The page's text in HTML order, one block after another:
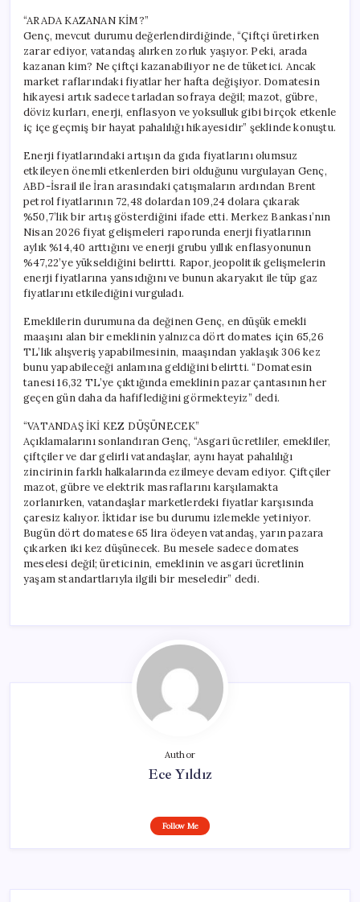
“ARADA KAZANAN KİM?”
Genç, mevcut durumu değerlendirdiğinde, “Çiftçi üretirken
zarar ediyor, vatandaş alırken zorluk yaşıyor. Peki, arada
kazanan kim? Ne çiftçi kazanabiliyor ne de tüketici. Ancak
market raflarındaki fiyatlar her hafta değişiyor. Domatesin
hikayesi artık sadece tarladan sofraya değil; mazot, gübre,
döviz kurları, enerji, enflasyon ve yoksulluk gibi birçok etkenle
iç içe geçmiş bir hayat pahalılığı hikayesidir” şeklinde konuştu.
Enerji fiyatlarındaki artışın da gıda fiyatlarını olumsuz
etkileyen önemli etkenlerden biri olduğunu vurgulayan Genç,
ABD-İsrail ile İran arasındaki çatışmaların ardından Brent
petrol fiyatlarının 72,48 dolardan 109,24 dolara çıkarak
%50,7’lik bir artış gösterdiğini ifade etti. Merkez Bankası’nın
Nisan 2026 fiyat gelişmeleri raporunda enerji fiyatlarının
aylık %14,40 arttığını ve enerji grubu yıllık enflasyonunun
%47,22’ye yükseldiğini belirtti. Rapor, jeopolitik gelişmelerin
enerji fiyatlarına yansıdığını ve bunun akaryakıt ile tüp gaz
fiyatlarını etkilediğini vurguladı.
Emeklilerin durumuna da değinen Genç, en düşük emekli
maaşını alan bir emeklinin yalnızca dört domates için 65,26
TL’lik alışveriş yapabilmesinin, maaşından yaklaşık 306 kez
bunu yapabileceği anlamına geldiğini belirtti. “Domatesin
tanesi 16,32 TL’ye çıktığında emeklinin pazar çantasının her
geçen gün daha da hafiflediğini görmekteyiz” dedi.
“VATANDAŞ İKİ KEZ DÜŞÜNECEK”
Açıklamalarını sonlandıran Genç, “Asgari ücretliler, emekliler,
çiftçiler ve dar gelirli vatandaşlar, aynı hayat pahalılığı
zincirinin farklı halkalarında ezilmeye devam ediyor. Çiftçiler
mazot, gübre ve elektrik masraflarını karşılamakta
zorlanırken, vatandaşlar marketlerdeki fiyatlar karşısında
çaresiz kalıyor. İktidar ise bu durumu izlemekle yetiniyor.
Bugün dört domatese 65 lira ödeyen vatandaş, yarın pazara
çıkarken iki kez düşünecek. Bu mesele sadece domates
meselesi değil; üreticinin, emeklinin ve asgari ücretlinin
yaşam standartlarıyla ilgili bir meseledir” dedi.
Author
Ece Yıldız
Follow Me